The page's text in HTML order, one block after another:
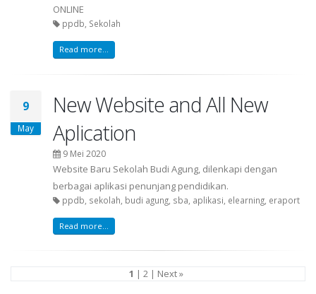
ONLINE
ppdb, Sekolah
Read more...
9
May
New Website and All New
Aplication
9 Mei 2020
Website Baru Sekolah Budi Agung, dilenkapi dengan
berbagai aplikasi penunjang pendidikan.
ppdb, sekolah, budi agung, sba, aplikasi, elearning, eraport
Read more...
1 | 2| Next »